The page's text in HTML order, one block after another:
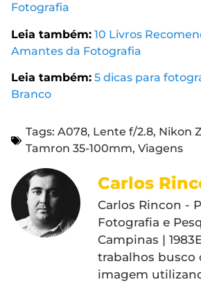
Fotografia
Leia também: 10 Livros
Amantes da Fotografia
Leia também: 5 dicas para
Branco
Tags: A078, Lente f/2.8, Nikon Z
Tamron 35-100mm, Viagens
Carlos
Carlos Rincon -
Fotografia e
Campinas |
trabalhos busco
imagem